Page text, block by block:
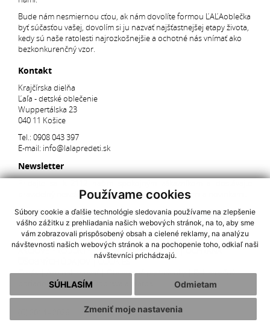
Používame cookies
Súbory cookie a ďalšie technológie sledovania používame na zlepšenie
vášho zážitku z prehliadania našich webových stránok, na to, aby sme
vám zobrazovali prispôsobený obsah a cielené reklamy, na analýzu
návštevnosti našich webových stránok a na pochopenie toho, odkiaľ naši
návštevníci prichádzajú.
SÚHLASÍM Odmietam
Zmeniť moje nastavenia
Bude nám nesmiernou cťou, ak nám dovolíte formou ĽAĽAoblečka
byť súčasťou vašej, dovolím si ju nazvať najšťastnejšej etapy života,
kedy sú naše ratolesti najrozkošnejšie a ochotné nás vnímať ako
bezkonkurenčný vzor.
Kontakt
Krajčírska dielňa
Ľaľa - detské oblečenie
Wuppertálska 23
040 11 Košice
Tel.: 0908 043 397
E-mail: info@lalapredeti.sk
Newsletter
pravidelný newsletter s aktuálnymi akciami, súťažami a novinkami.
Súhlasím so spracovaním osobných údajov
AKCIOVÉ PRODUKTY
NAJNOVŠIE V PONUKE |
OCHRANA
COOKIES
O nás|Ako nakupovať|Obchodné podmienky|Reklamačný
poriadok|Kontakt|